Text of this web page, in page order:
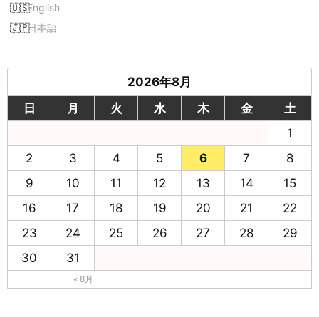
English
日本語
2026年8月
日
月 火 水 木 金
土
1
2
3 4 5 6 7
8
9
10 11 12 13 14
15
16
17 18 19 20 21
22
23
24 25 26 27 28
29
30
31
« 8月